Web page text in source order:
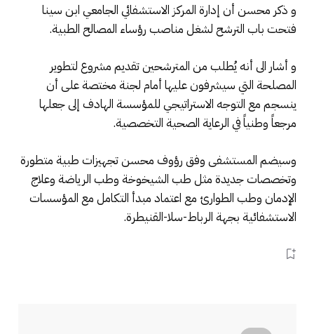
و ذكر محسن أن إدارة المركز الاستشفائي الجامعي ابن سينا
فتحت باب الترشح لشغل مناصب رؤساء المصالح الطبية.
و أشار الى أنه يُطلب من المترشحين تقديم مشروع لتطوير
المصلحة التي سيشرفون عليها أمام لجنة مختصة على أن
ينسجم مع التوجه الاستراتيجي للمؤسسة الهادف إلى جعلها
مرجعاً وطنياً في الرعاية الصحية التخصصية.
وسيضم المستشفى وفق رؤوف محسن تجهيزات طبية متطورة
وتخصصات جديدة مثل طب الشيخوخة وطب الرياضة وعلاج
الإدمان وطب الطوارئ مع اعتماد مبدأ التكامل مع المؤسسات
الاستشفائية بجهة الرباط-سلا-القنيطرة.